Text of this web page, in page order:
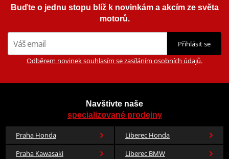
Buďte o jednu stopu blíž k novinkám a akcím ze světa
motorů.
Přihlásit se
Odběrem novinek souhlasím se zasíláním osobních údajů.
Navštivte naše
specializované prodejny
Praha Honda
Liberec Honda
Praha Kawasaki
Liberec BMW